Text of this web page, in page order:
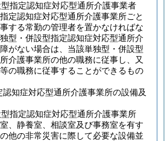
指定認知症対応型通所介護事業者
定認知症対応型通所介護事業所ごと
する常勤の管理者を置かなければな
型・併設型指定認知症対応型通所介
がない場合は、当該単独型・併設型
介護事業所の他の職務に従事し、又
の職務に従事することができるもの
知症対応型通所介護事業所の設備及
指定認知症対応型通所介護事業所
、静養室、相談室及び事務室を有す
他の非常災害に際して必要な設備並